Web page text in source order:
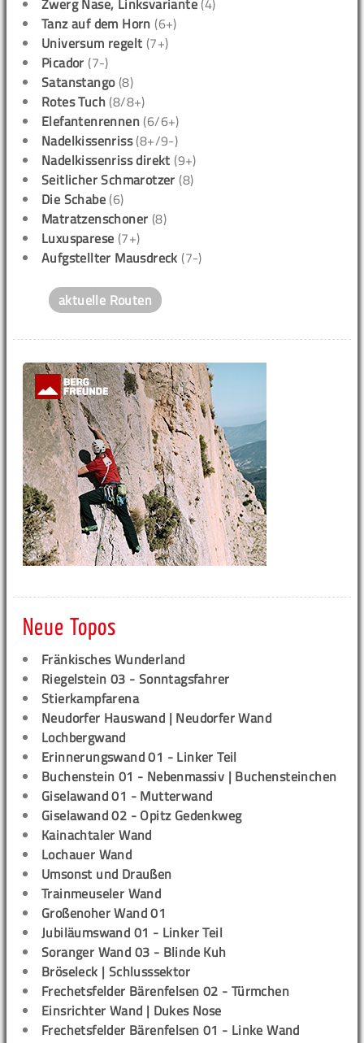
Zwerg Nase, Linksvariante (4)
Tanz auf dem Horn (6+)
Universum regelt (7+)
Picador (7-)
Satanstango(8)
Rotes Tuch (8/8+)
Elefantenrennen (6/6+)
Nadelkissenriss(8+/9-)
Nadelkissenriss direkt (9+)
Seitlicher Schmarotzer (8)
Die Schabe (6)
Matratzenschoner (8)
Luxusparese (7+)
Aufgstellter Mausdreck (7-)
aktuelle Routen
Neue Topos
Fränkisches Wunderland
Riegelstein 03 - Sonntagsfahrer
Stierkampfarena
Neudorfer Hauswand | Neudorfer Wand
Lochbergwand
Erinnerungswand 01 - Linker Teil
Buchenstein 01 - Nebenmassiv | Buchensteinchen
Giselawand 01 - Mutterwand
Giselawand 02 - Opitz Gedenkweg
Kainachtaler Wand
Lochauer Wand
Umsonst und Draußen
Trainmeuseler Wand
Großenoher Wand 01
Jubiläumswand 01 - Linker Teil
Soranger Wand 03 - Blinde Kuh
Bröseleck | Schlusssektor
Frechetsfelder Bärenfelsen 02 - Türmchen
Einsrichter Wand | Dukes Nose
Frechetsfelder Bärenfelsen 01 - Linke Wand